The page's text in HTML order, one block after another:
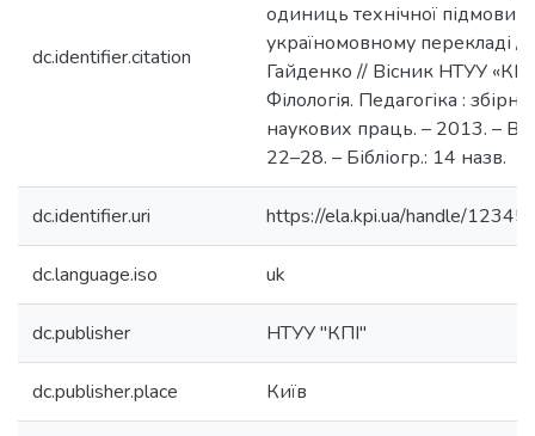
dc.identifier.citation
одиниць технічної підмови в
україномовному перекладі
Гайденко // Вісник НТУУ
Філологія. Педагогіка :
наукових праць. – 2013. –
22–28. – Бібліогр.: 14 назв.
dc.identifier.uri https://ela.kpi.ua/handle/
dc.language.iso uk
dc.publisher НТУУ "КПІ"
dc.publisher.place Київ